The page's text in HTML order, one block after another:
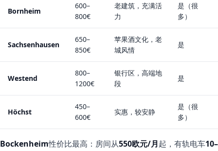
Bornheim
600–
800€
老建筑，充满活
力
是（很
多）
Sachsenhausen
650–
850€
苹果酒文化，老
城风情
是
Westend
800–
1200€
银行区，高端地
段
是
Höchst
450–
600€
实惠，较安静
是（很
多）
Bockenheim性价比最高：房间从550欧元/月起，有轨电车10–